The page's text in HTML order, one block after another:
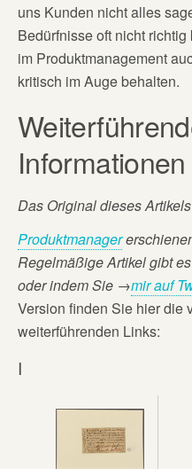
uns Kunden nicht alles
Bedürfnisse oft nicht
im Produktmanagement
kritisch im Auge behalten.
Informationen
Das Original dieses
Produktmanager
Regelmäßige Artikel gibt
oderindem Sie →mir auf
Version finden Sie hier die
weiterführenden Links:
I